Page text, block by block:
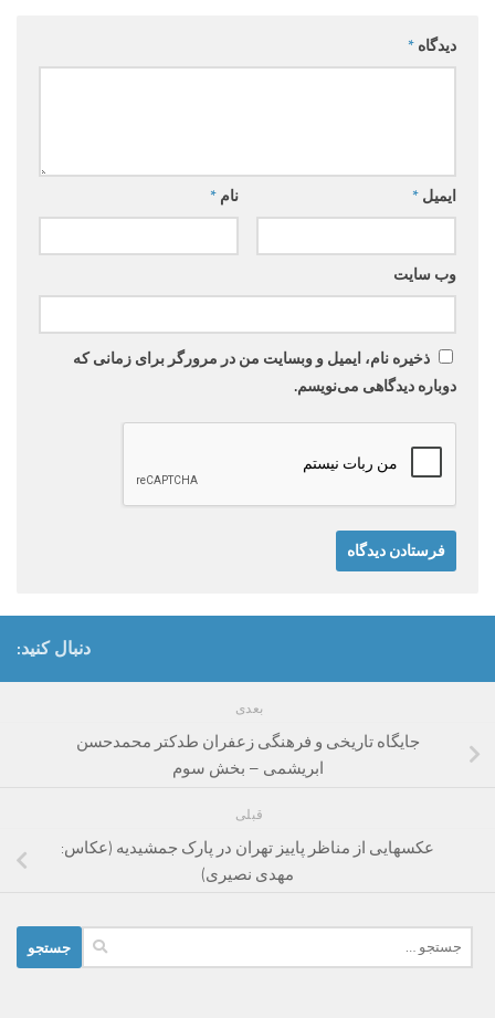
دیدگاه *
نام * ایمیل *
وب‌ سایت
ذخیره نام، ایمیل و وبسایت من در مرورگر برای زمانی که
دوباره دیدگاهی می‌نویسم.
دنبال کنید:
بعدی
جایگاه تاریخی و فرهنگی زعفران طدکتر محمدحسن
ابریشمی – بخش سوم
قبلی
عکسهایی از مناظر پاییز تهران در پارک جمشیدیه (عکاس:
مهدی نصیری)
برای: